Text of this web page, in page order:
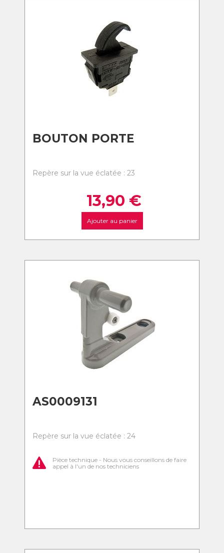
BOUTON PORTE
Repère sur la vue éclatée : 23
13,90 €
Ajouter au panier
AS0009131
Repère sur la vue éclatée : 24
Pièce technique - Nous vous conseillons de faire
appel à l'un de nos techniciens